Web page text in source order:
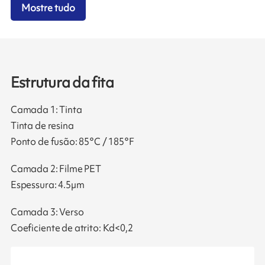
Mostre tudo
Estrutura da fita
Camada 1: Tinta
Tinta de resina
Ponto de fusão: 85°C / 185°F
Camada 2: Filme PET
Espessura: 4.5µm
Camada 3: Verso
Coeficiente de atrito: Kd<0,2